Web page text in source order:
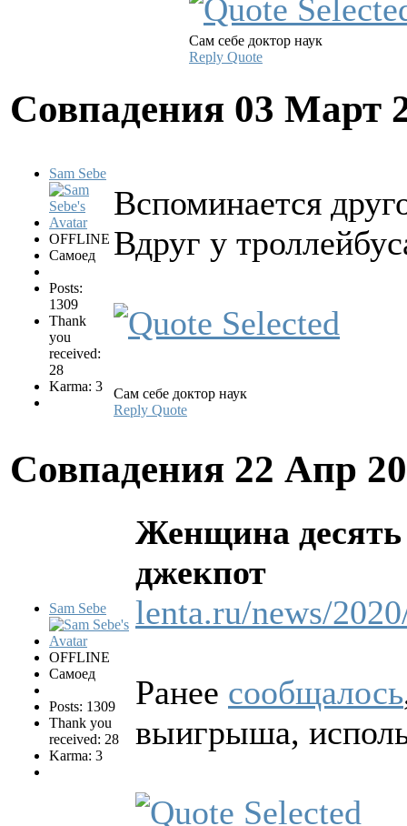
Сам себе доктор наук
Reply Quote
Совпадения 03 Март
Sam Sebe
OFFLINE
Самоед
Posts:
1309
Thank
you
received:
28
Karma: 3
Вспоминается
Вдруг у
Сам себе доктор наук
Reply Quote
Совпадения 22 Апр
Sam Sebe
OFFLINE
Самоед
Posts: 1309
Thank you
received: 28
Karma: 3
Женщина десять
джекпот
lenta.ru/news/
Ранее сообщалось
выигрыша,